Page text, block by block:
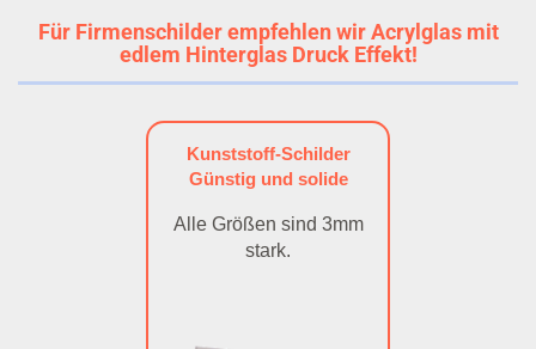
Für Firmenschilder empfehlen wir Acrylglas mit
edlem Hinterglas Druck Effekt!
Kunststoff-Schilder
Günstig und solide
Alle Größen sind 3mm
stark.